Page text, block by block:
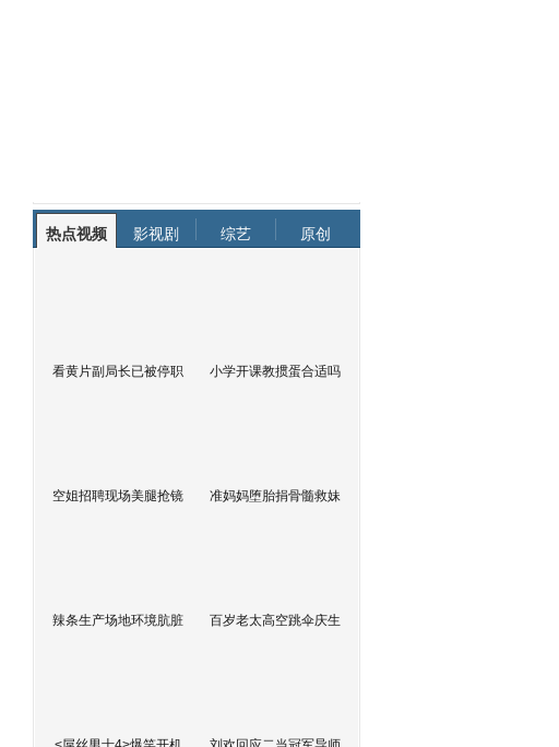
热点视频 影视剧 综艺 原创
看黄片副局长已被停职 小学开课教掼蛋合适吗
空姐招聘现场美腿抢镜 准妈妈堕胎捐骨髓救妹
辣条生产场地环境肮脏 百岁老太高空跳伞庆生